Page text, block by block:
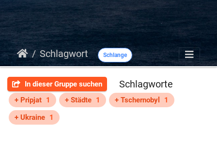
Schlagwort Schlange
In dieser Gruppe suchen Schlagworte
+ Pripjat 1 + Städte 1 + Tschernobyl
1
+ Ukraine 1